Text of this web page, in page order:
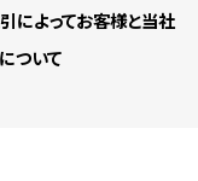
によってお客様と当社
ついて